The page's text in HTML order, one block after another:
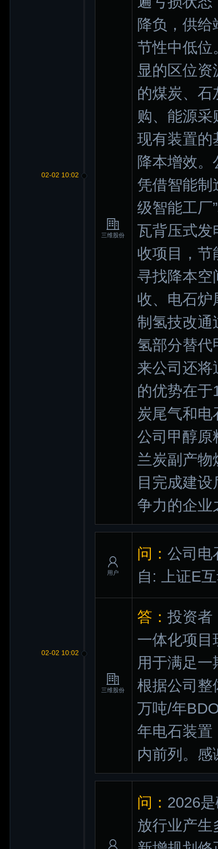
02-02 10:02
三维股份
降负，供
节性中低位
显的区位
的煤炭、
购、能源
现有装置的
降本增效
凭借智能制
级智能工厂
瓦背压式发
收项目，节
寻找降本空
收、电石炉
制氢技改通
氢部分替代
来公司还将
的优势在
炭尾气和电
公司甲醇原
兰炭副产物
目完成建
争力的企业
02-02 10:02
用户
问： 公司电
自: 上证E
三维股份
答： 投资者
一体化项目
用于满足
根据公司整
万吨/年
年电石装置
内前列。感
问： 2026
放行业产生